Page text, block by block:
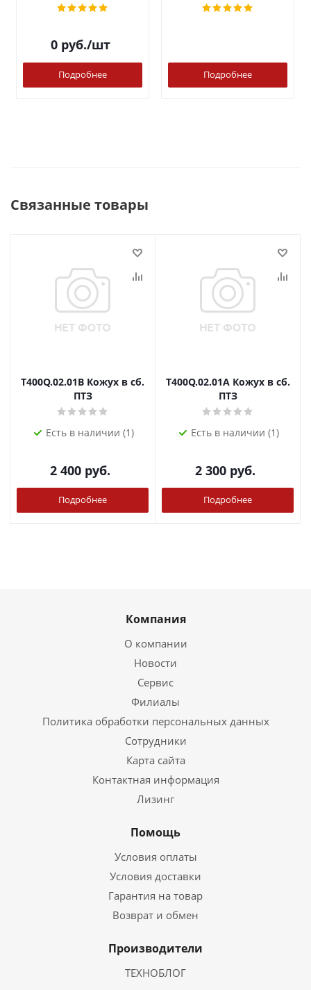
0руб./шт
Подробнее Подробнее
Связанные товары
T400Q.02.01B Кожух в сб.
ПТЗ
Есть в наличии (1)
2 400 руб.
Подробнее
T400Q.02.01А Кожух в сб.
ПТЗ
Есть в наличии (1)
2 300 руб.
Подробнее
Компания
О компании
Новости
Сервис
Филиалы
Политика обработки персональных данных
Сотрудники
Карта сайта
Контактная информация
Лизинг
Помощь
Условия оплаты
Условия доставки
Гарантия на товар
Возврат и обмен
Производители
ТЕХНОБЛОГ